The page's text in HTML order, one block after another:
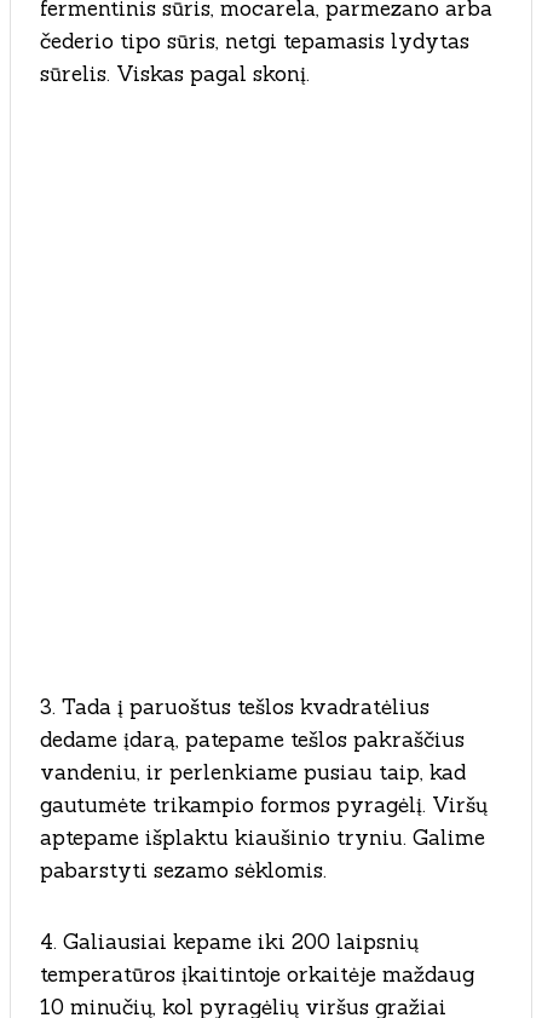
fermentinis sūris, mocarela, parmezano arba
čederio tipo sūris, netgi tepamasis lydytas
sūrelis. Viskas pagal skonį.
3. Tada į paruoštus tešlos kvadratėlius
dedame įdarą, patepame tešlos pakraščius
vandeniu, ir perlenkiame pusiau taip, kad
gautumėte trikampio formos pyragėlį. Viršų
aptepame išplaktu kiaušinio tryniu. Galime
pabarstyti sezamo sėklomis.
4. Galiausiai kepame iki 200 laipsnių
temperatūros įkaitintoje orkaitėje maždaug
10 minučių, kol pyragėlių viršus gražiai